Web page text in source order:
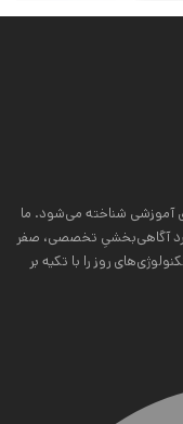
آموزشی شناخته می‌شود. ما
آگاهی‌بخشیِ تخصصی، صفر
روز را با تکیه بر